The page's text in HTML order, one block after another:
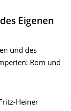
Eigenen
und des
Rom und
Heiner